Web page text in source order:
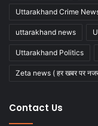
Uttarakhand Crime
uttarakhand news
Uttarakhand Politics
Zeta news ( हर खबर पर
Contact Us